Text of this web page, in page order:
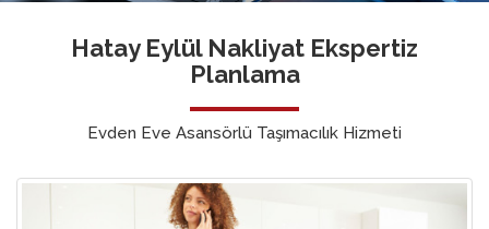
Hatay Eylül Nakliyat Ekspertiz
Planlama
Evden Eve Asansörlü Taşımacılık Hizmeti